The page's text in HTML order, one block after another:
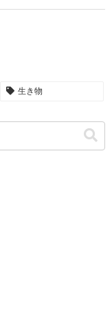
生き物